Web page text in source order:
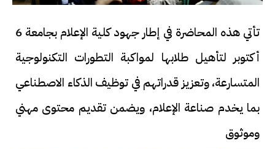
تأتي هذه المحاضرة في إطار جهود كلية الإعلام بجامعة 6
أكتوبر لتأهيل طلابها لمواكبة التطورات التكنولوجية
المتسارعة، وتعزيز قدراتهم في توظيف الذكاء الاصطناعي
بما يخدم صناعة الإعلام، ويضمن تقديم محتوى مهني
وموثوق